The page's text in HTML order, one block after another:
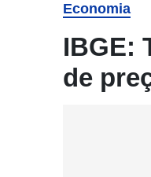
Economia
IBGE:
de